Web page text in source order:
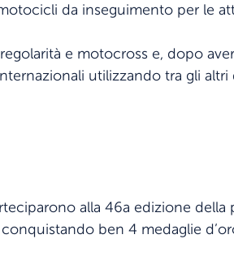
da inseguimento per le
e motocross e, dopo
utilizzando tra gli
alla 46a edizione della
ben 4 medaglie